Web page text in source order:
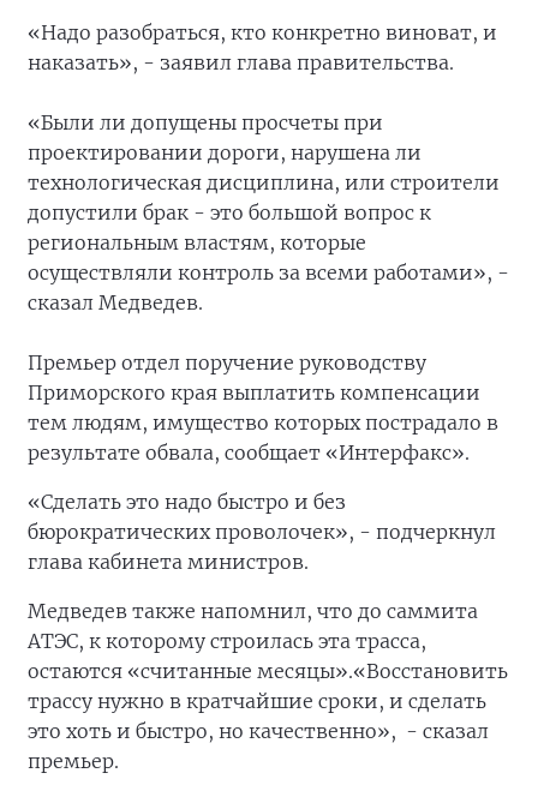
«Надо разобраться, кто конкретно виноват, и
наказать», - заявил глава правительства.
«Были ли допущены просчеты при
проектировании дороги, нарушена ли
технологическая дисциплина, или строители
допустили брак - это большой вопрос к
региональным властям, которые
осуществляли контроль за всеми работами», -
сказал Медведев.
Премьер отдел поручение руководству
Приморского края выплатить компенсации
тем людям, имущество которых пострадало в
результате обвала, сообщает «Интерфакс».
«Сделать это надо быстро и без
бюрократических проволочек», - подчеркнул
глава кабинета министров.
Медведев также напомнил, что до саммита
АТЭС, к которому строилась эта трасса,
остаются «считанные месяцы».«Восстановить
трассу нужно в кратчайшие сроки, и сделать
это хоть и быстро, но качественно», - сказал
премьер.